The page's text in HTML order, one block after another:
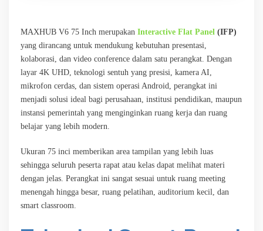
MAXHUB V6 75 Inch merupakan Interactive Flat Panel (IFP)
yang dirancang untuk mendukung kebutuhan presentasi,
kolaborasi, dan video conference dalam satu perangkat. Dengan
layar 4K UHD, teknologi sentuh yang presisi, kamera AI,
mikrofon cerdas, dan sistem operasi Android, perangkat ini
menjadi solusi ideal bagi perusahaan, institusi pendidikan, maupun
instansi pemerintah yang menginginkan ruang kerja dan ruang
belajar yang lebih modern.
Ukuran 75 inci memberikan area tampilan yang lebih luas
sehingga seluruh peserta rapat atau kelas dapat melihat materi
dengan jelas. Perangkat ini sangat sesuai untuk ruang meeting
menengah hingga besar, ruang pelatihan, auditorium kecil, dan
smart classroom.